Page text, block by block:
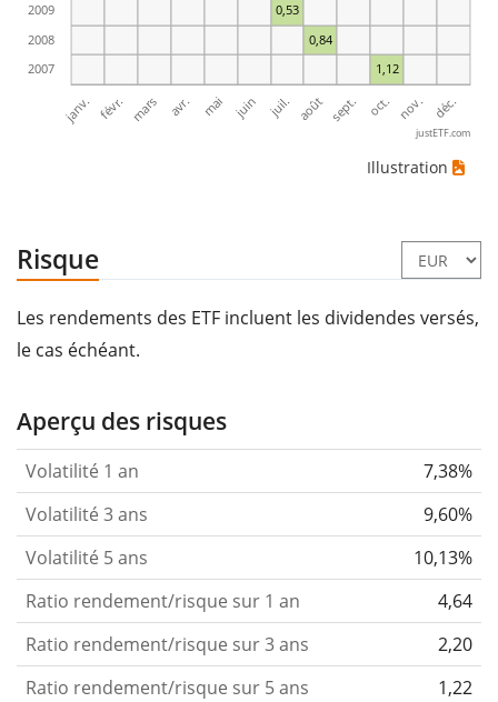
1,12
0,84
0,53
janv. févr. mars avr. mai juin juil. août sept. oct. nov. déc.
2007
2008
2009
justETF.com
Illustration
Risque
Les rendements des ETF incluent les dividendes versés,
le cas échéant.
Aperçu des risques
Volatilité 1 an
7,38%
Volatilité 3 ans
9,60%
Volatilité 5 ans
10,13%
Ratio rendement/risque sur 1 an
4,64
Ratio rendement/risque sur 3 ans
2,20
Ratio rendement/risque sur 5 ans
1,22